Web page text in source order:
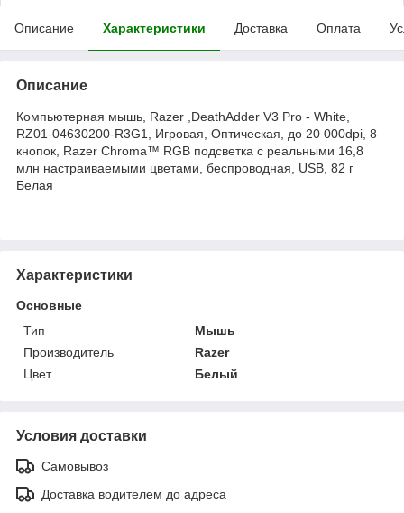
Описание Характеристики Доставка Оплата
Описание
Компьютерная мышь, Razer ,DeathAdder V3 Pro - White,
RZ01-04630200-R3G1, Игровая, Оптическая, до 20 000dpi, 8
кнопок, Razer Chroma™ RGB подсветка с реальными 16,8
млн настраиваемыми цветами, беспроводная, USB, 82 г
Белая
Характеристики
Основные
Тип
Мышь
Производитель
Razer
Цвет
Белый
Условия доставки
Самовывоз
Доставка водителем до адреса